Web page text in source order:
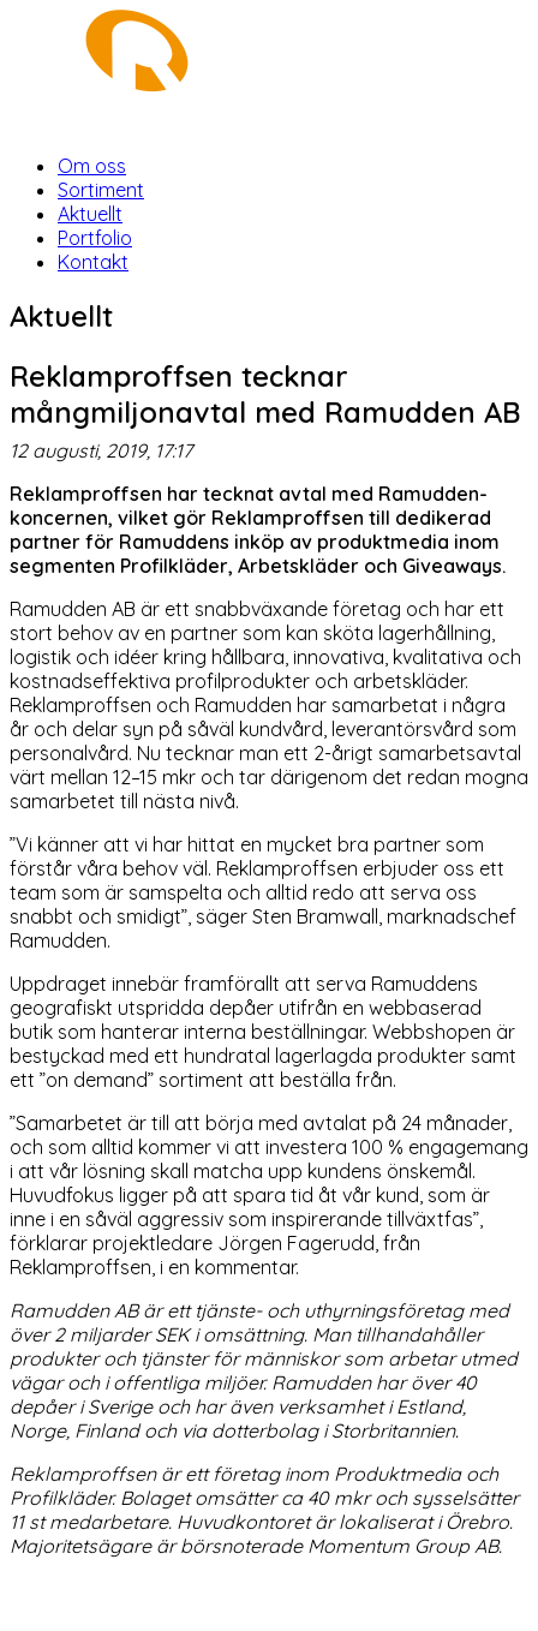
Om oss
Sortiment
Aktuellt
Portfolio
Kontakt
Aktuellt
Reklamproffsen tecknar
mångmiljonavtal med Ramudden AB
12 augusti, 2019, 17:17
Reklamproffsen har tecknat avtal med Ramudden-
koncernen, vilket gör Reklamproffsen till dedikerad
partner för Ramuddens inköp av produktmedia inom
segmenten Profilkläder, Arbetskläder och Giveaways.
Ramudden AB är ett snabbväxande företag och har ett
stort behov av en partner som kan sköta lagerhållning,
logistik och idéer kring hållbara, innovativa, kvalitativa och
kostnadseffektiva profilprodukter och arbetskläder.
Reklamproffsen och Ramudden har samarbetat i några
år och delar syn på såväl kundvård, leverantörsvård som
personalvård. Nu tecknar man ett 2-årigt samarbetsavtal
värt mellan 12–15 mkr och tar därigenom det redan mogna
samarbetet till nästa nivå.
”Vi känner att vi har hittat en mycket bra partner som
förstår våra behov väl. Reklamproffsen erbjuder oss ett
team som är samspelta och alltid redo att serva oss
snabbt och smidigt”, säger Sten Bramwall, marknadschef
Ramudden.
Uppdraget innebär framförallt att serva Ramuddens
geografiskt utspridda depåer utifrån en webbaserad
butik som hanterar interna beställningar. Webbshopen är
bestyckad med ett hundratal lagerlagda produkter samt
ett ”on demand” sortiment att beställa från.
”Samarbetet är till att börja med avtalat på 24 månader,
och som alltid kommer vi att investera 100 % engagemang
i att vår lösning skall matcha upp kundens önskemål.
Huvudfokus ligger på att spara tid åt vår kund, som är
inne i en såväl aggressiv som inspirerande tillväxtfas”,
förklarar projektledare Jörgen Fagerudd, från
Reklamproffsen, i en kommentar.
Ramudden AB är ett tjänste- och uthyrningsföretag med
över 2 miljarder SEK i omsättning. Man tillhandahåller
produkter och tjänster för människor som arbetar utmed
vägar och i offentliga miljöer. Ramudden har över 40
depåer i Sverige och har även verksamhet i Estland,
Norge, Finland och via dotterbolag i Storbritannien.
Reklamproffsen är ett företag inom Produktmedia och
Profilkläder. Bolaget omsätter ca 40 mkr och sysselsätter
11 st medarbetare. Huvudkontoret är lokaliserat i Örebro.
Majoritetsägare är börsnoterade Momentum Group AB.